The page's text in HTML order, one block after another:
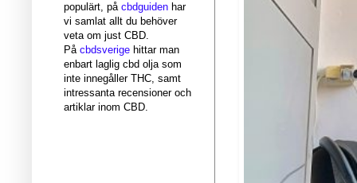
populärt, påcbdguiden har
vi samlat allt du behöver
veta om just CBD.
På cbdsverige hittar man
enbart laglig cbd olja som
inte innegåller THC, samt
intressanta recensioner och
artiklar inom CBD.